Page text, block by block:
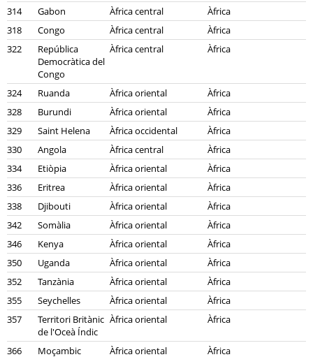
314 Gabon Àfrica central
Àfrica
318
Congo Àfrica central
Àfrica
322
República
Democràtica del
Congo
Àfrica central Àfrica
324 Ruanda Àfrica oriental
Àfrica
328
Burundi Àfrica oriental
Àfrica
329
Saint Helena Àfrica occidental
Àfrica
330
Angola Àfrica central
Àfrica
334
Etiòpia Àfrica oriental
Àfrica
336
Eritrea Àfrica oriental
Àfrica
338
Djibouti Àfrica oriental
Àfrica
342
Somàlia Àfrica oriental
Àfrica
346
Kenya Àfrica oriental
Àfrica
350
Uganda Àfrica oriental
Àfrica
352
Tanzània Àfrica oriental
Àfrica
355
Seychelles Àfrica oriental
Àfrica
357
Territori Britànic
de l'Oceà Índic
Àfrica oriental Àfrica
366 Moçambic Àfrica oriental Àfrica